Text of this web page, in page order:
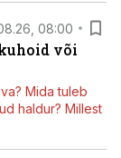
08:00
või
Mida tuleb
haldur? Millest